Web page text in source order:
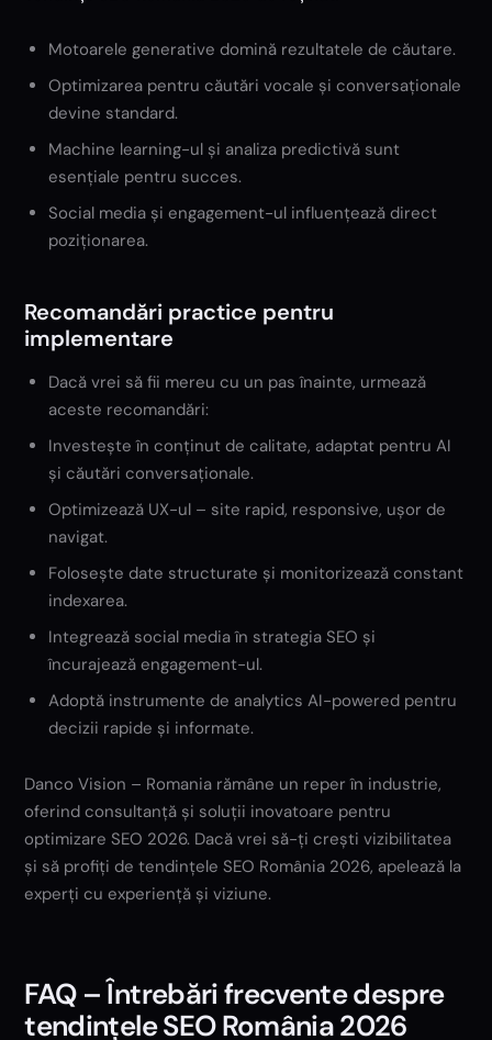
Motoarele generative domină rezultatele de căutare.
Optimizarea pentru căutări vocale și conversaționale
devine standard.
Machine learning-ul și analiza predictivă sunt
esențiale pentru succes.
Social media și engagement-ul influențează direct
poziționarea.
Recomandări practice pentru
implementare
Dacă vrei să fii mereu cu un pas înainte, urmează
aceste recomandări:
Investește în conținut de calitate, adaptat pentru AI
și căutări conversaționale.
Optimizează UX-ul – site rapid, responsive, ușor de
navigat.
Folosește date structurate și monitorizează constant
indexarea.
Integrează social media în strategia SEO și
încurajează engagement-ul.
Adoptă instrumente de analytics AI-powered pentru
decizii rapide și informate.
Danco Vision – Romania rămâne un reper în industrie,
oferind consultanță și soluții inovatoare pentru
optimizare SEO 2026. Dacă vrei să-ți crești vizibilitatea
și să profiți de tendințele SEO România 2026, apelează la
experți cu experiență și viziune.
FAQ – Întrebări frecvente despre
tendințele SEO România 2026